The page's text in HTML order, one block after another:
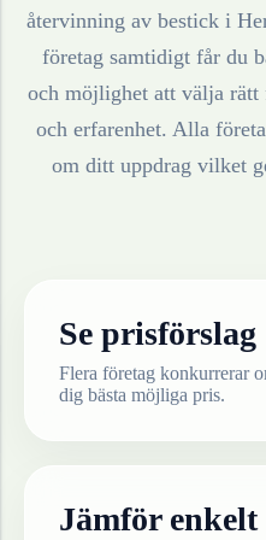
återvinning av bestick i
företag samtidigt får du
och möjlighet att välja rätt
och erfarenhet. Alla
om ditt uppdrag vilket
Se prisförslag
Flera företag konkurrerar
dig bästa möjliga pris.
Jämför enkelt